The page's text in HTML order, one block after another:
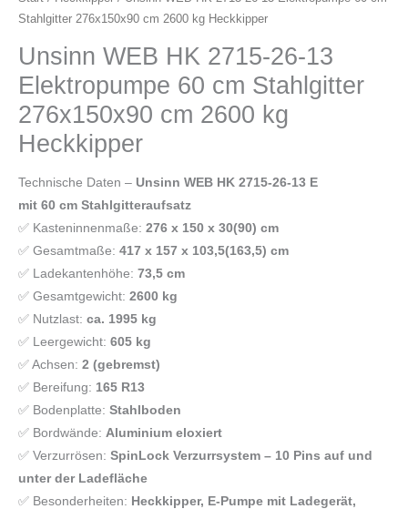
Stahlgitter 276x150x90 cm 2600 kg Heckkipper
Unsinn WEB HK 2715-26-13
Elektropumpe 60 cm Stahlgitter
276x150x90 cm 2600 kg
Heckkipper
Technische Daten – Unsinn WEB HK 2715-26-13 E
mit 60 cm Stahlgitteraufsatz
✅ Kasteninnenmaße: 276 x 150 x 30(90) cm
✅ Gesamtmaße: 417 x 157 x 103,5(163,5) cm
✅ Ladekantenhöhe: 73,5 cm
✅ Gesamtgewicht: 2600 kg
✅ Nutzlast: ca. 1995 kg
✅ Leergewicht: 605 kg
✅ Achsen: 2 (gebremst)
✅ Bereifung: 165 R13
✅ Bodenplatte: Stahlboden
✅ Bordwände: Aluminium eloxiert
✅ Verzurrösen: SpinLock Verzurrsystem – 10 Pins auf und
unter der Ladefläche
✅ Besonderheiten: Heckkipper, E-Pumpe mit Ladegerät,